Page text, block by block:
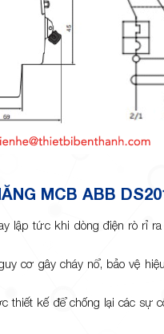
MCB ABB
lập tức khi dòng điện rò rỉ
cơ gây cháy nổ, bảo vệ
thiết kế để chống lại các sự